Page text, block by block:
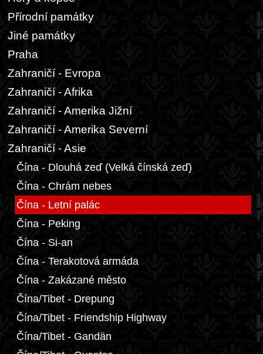
Přírodní památky
Jiné památky
Praha
Zahraničí - Evropa
Zahraničí - Afrika
Zahraničí - Amerika Jižní
Zahraničí - Amerika Severní
Zahraničí - Asie
Čína - Dlouhá zeď (Velká čínská zeď)
Čína - Chrám nebes
Čína - Letní palác
Čína - Peking
Čína - Si-an
Čína - Terakotová armáda
Čína - Zakázané město
Čína/Tibet - Drepung
Čína/Tibet - Friendship Highway
Čína/Tibet - Gandän